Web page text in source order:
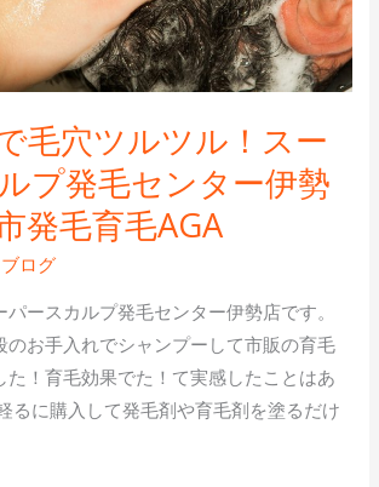
毛穴ツルツル！スー
プ発毛センター伊勢
発毛育毛AGA
ブログ
ースカルプ発毛センター伊勢店です。
のお手入れでシャンプーして市販の育毛
た！育毛効果でた！て実感したことはあ
るに購入して発毛剤や育毛剤を塗るだけ